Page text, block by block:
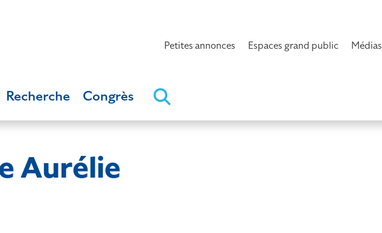
Petites annonces Espaces grand public Médias
Recherche Congrès
Aurélie